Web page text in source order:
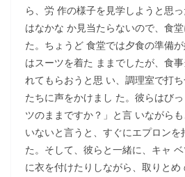
ら、労 作の様子を見学しようと思
はなかな か見当たらないので、食
た。ちょうど 食堂では夕食の準備
はスーツを着た ままでしたが、食
れてもらおうと思 い、調理室で打
たちに声をかけまし た。彼らはび
ツのままですか？」と言 いながら
いないと言うと、すぐにエプロンを
た。そして、彼らと一緒に、キャ
に衣を付けたりしながら、取りとめ